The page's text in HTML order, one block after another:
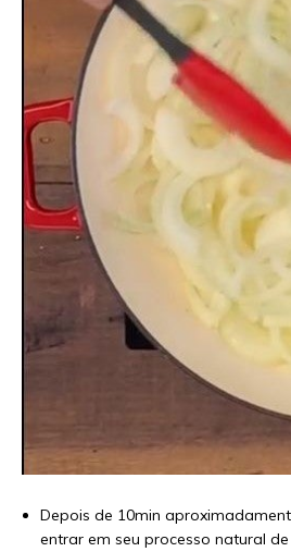
Depois de 10min
entrar em seu processo natural